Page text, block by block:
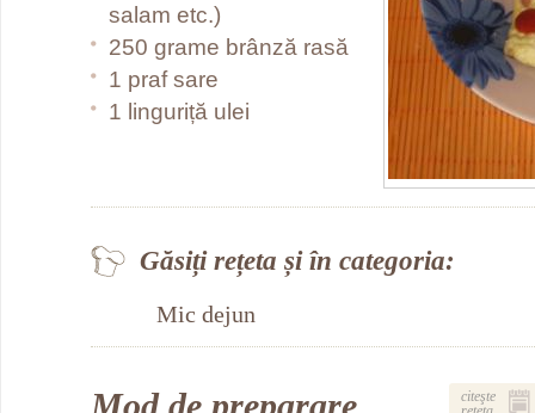
salam etc.)
250 grame brânză rasă
1 praf sare
1 linguriță ulei
Găsiți rețeta și în categoria:
Mic dejun
Mod de preparare
citeşte